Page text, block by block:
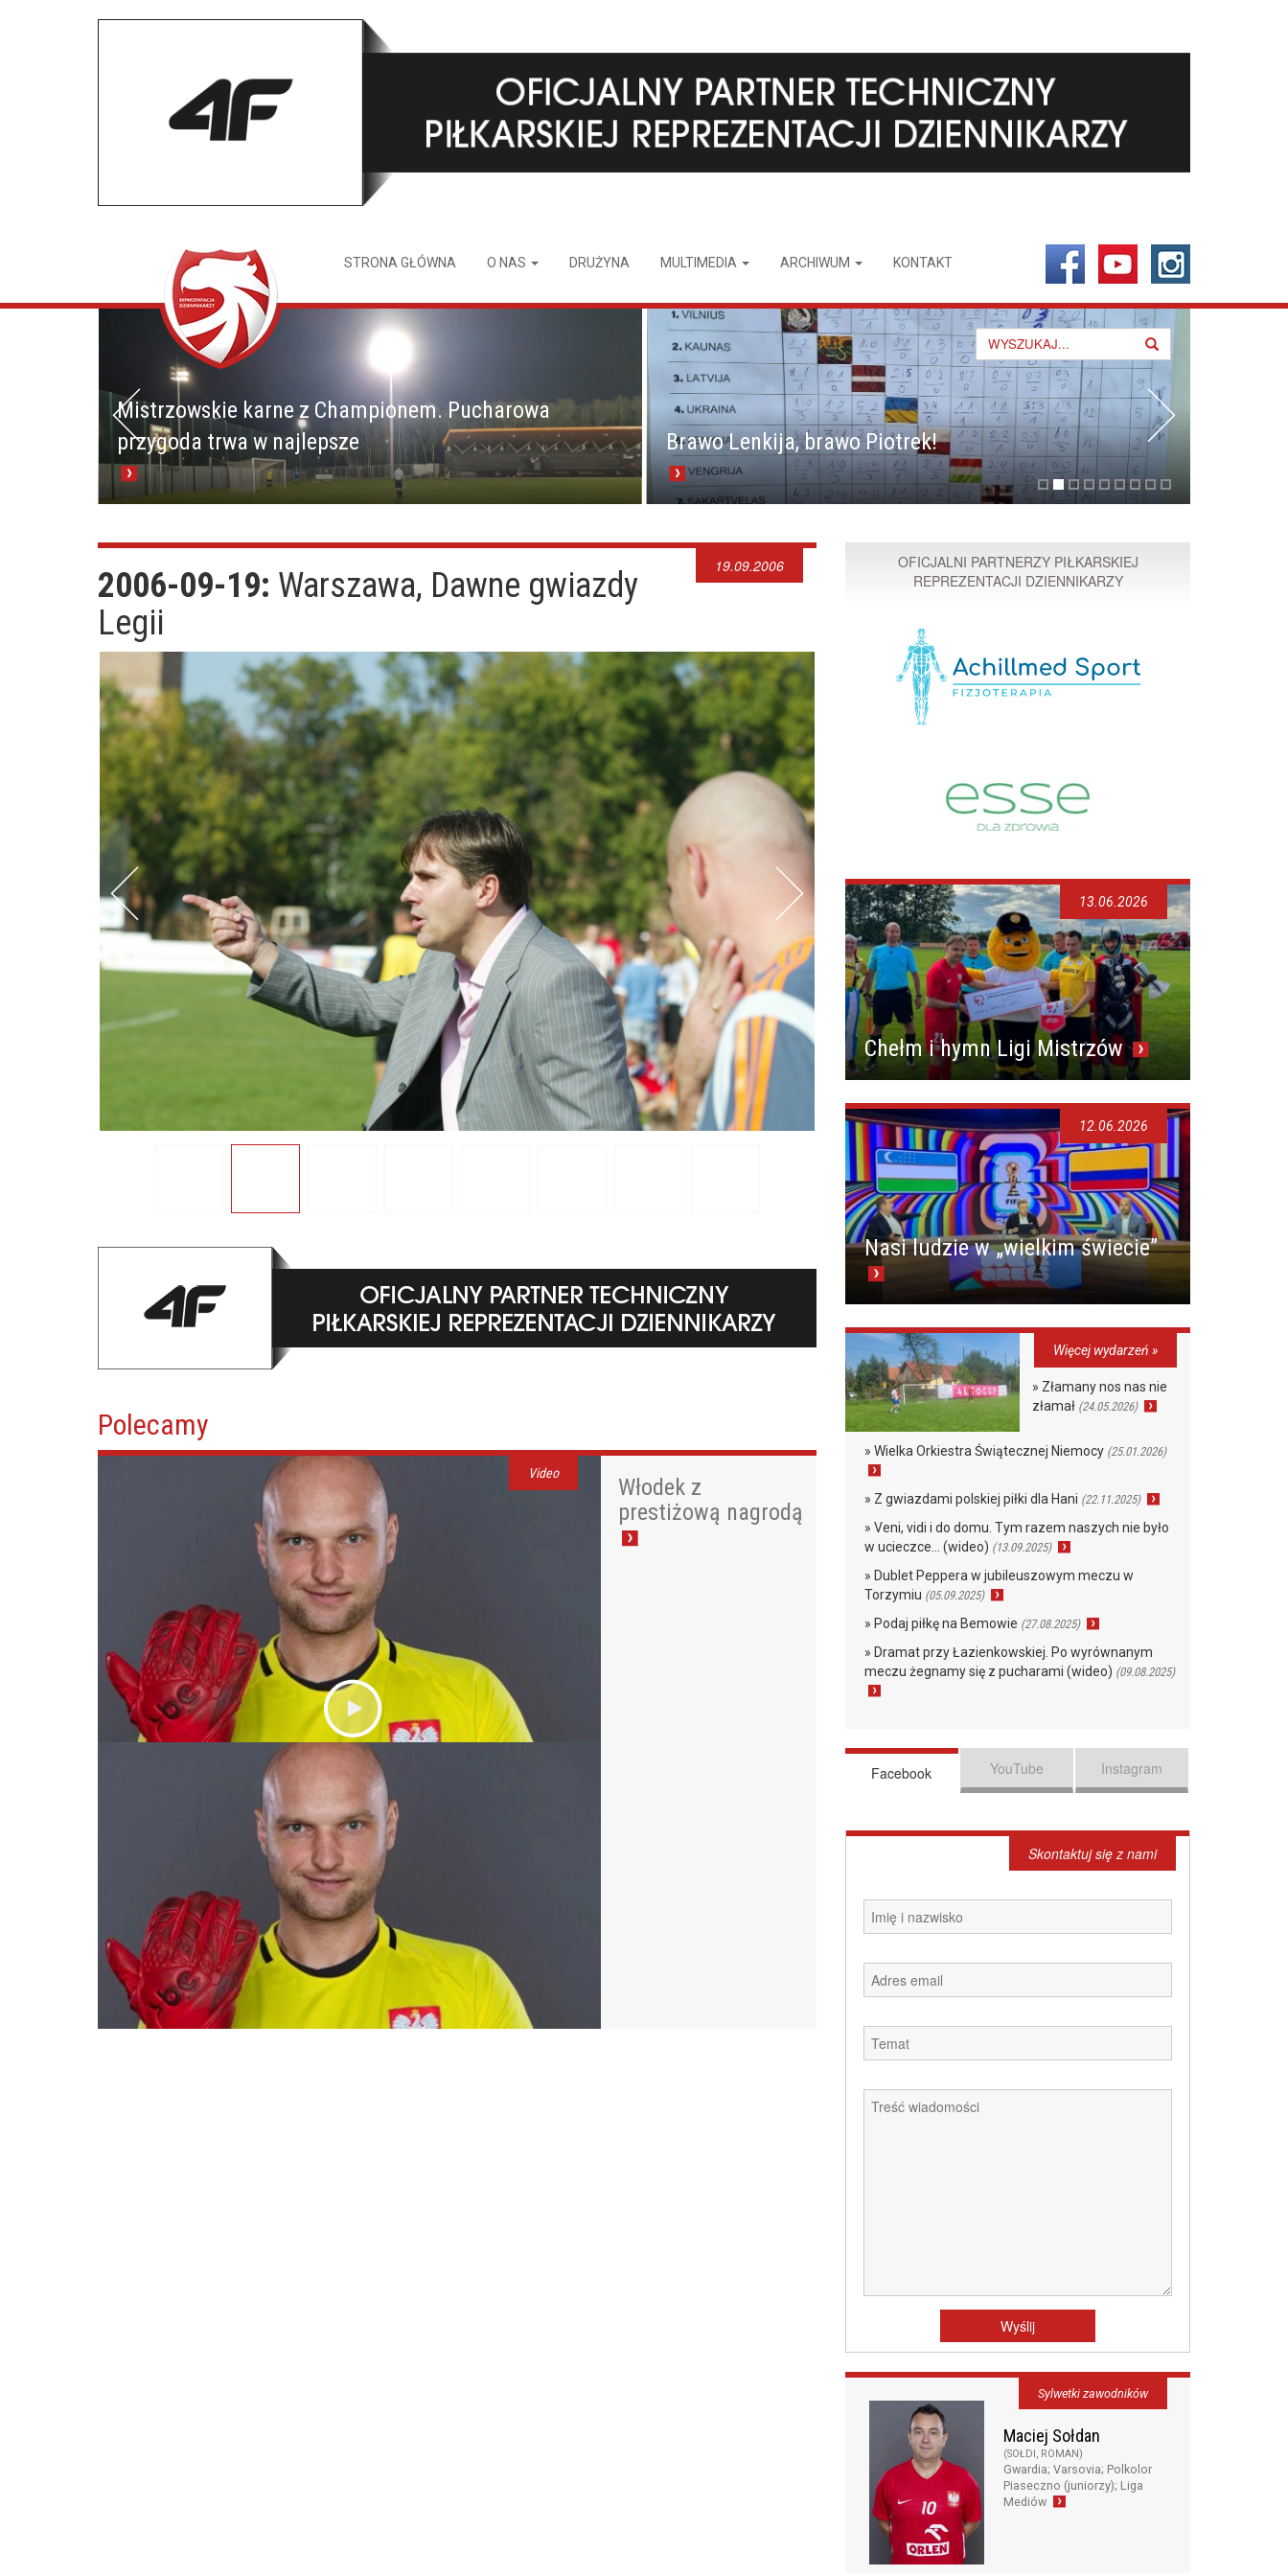
STRONA GŁÓWNA O NAS DRUŻYNA MULTIMEDIA ARCHIWUM KONTAKT
Search
for
Mistrzowskie karne z Championem. Pucharowa
przygoda trwa w najlepsze
Brawo Lenkija, brawo Piotrek!
19.09.2006
2006-09-19: Warszawa, Dawne gwiazdy
Legii
Polecamy
Video
Włodek z
prestiżową nagrodą
OFICJALNI PARTNERZY PIŁKARSKIEJ
REPREZENTACJI DZIENNIKARZY
Chełm i hymn Ligi Mistrzów
13.06.2026
Nasi ludzie w „wielkim świecie”
12.06.2026
Więcej wydarzeń »
» Złamany nos nas nie
złamał (24.05.2026)
» Wielka Orkiestra Świątecznej Niemocy (25.01.2026)
» Z gwiazdami polskiej piłki dla Hani (22.11.2025)
» Veni, vidi i do domu. Tym razem naszych nie było
w ucieczce… (wideo) (13.09.2025)
» Dublet Peppera w jubileuszowym meczu w
Torzymiu (05.09.2025)
» Podaj piłkę na Bemowie (27.08.2025)
» Dramat przy Łazienkowskiej. Po wyrównanym
meczu żegnamy się z pucharami (wideo) (09.08.2025)
Facebook YouTube Instagram
Skontaktuj się z nami
Maciej Sołdan
(SOŁDI, ROMAN)
Gwardia; Varsovia; Polkolor
Piaseczno (juniorzy); Liga
Mediów
Sylwetki zawodników